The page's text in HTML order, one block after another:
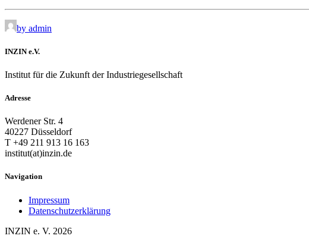
by admin
INZIN e.V.
Institut für die Zukunft der Industriegesellschaft
Adresse
Werdener Str. 4
40227 Düsseldorf
T +49 211 913 16 163
institut(at)inzin.de
Navigation
Impressum
Datenschutzerklärung
INZIN e. V. 2026